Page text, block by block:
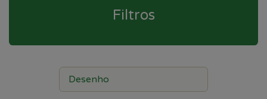
Filtros